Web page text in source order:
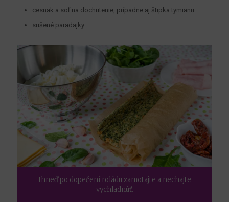
cesnak a soľ na dochutenie, prípadne aj štipka tymianu
sušené paradajky
Ihneď po dopečení roládu zamotajte a nechajte
vychladnúť.